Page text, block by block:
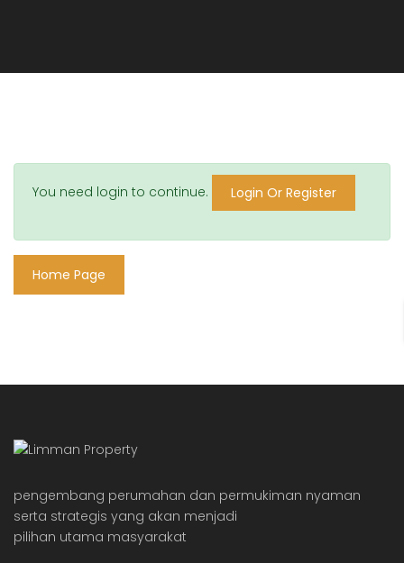
You need login to continue. Login Or Register
Home Page
pengembang perumahan dan permukiman nyaman
serta strategis yang akan menjadi
pilihan utama masyarakat